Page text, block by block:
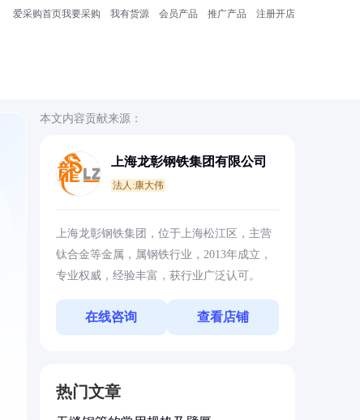
爱采购首页我要采购 我有货源 会员产品 推广产品 注册开店
本文内容贡献来源：
上海龙彰钢铁集团有限公司
法人:康大伟
上海龙彰钢铁集团，位于上海松江区，主营
钛合金等金属，属钢铁行业，2013年成立，
专业权威，经验丰富，获行业广泛认可。
在线咨询 查看店铺
热门文章